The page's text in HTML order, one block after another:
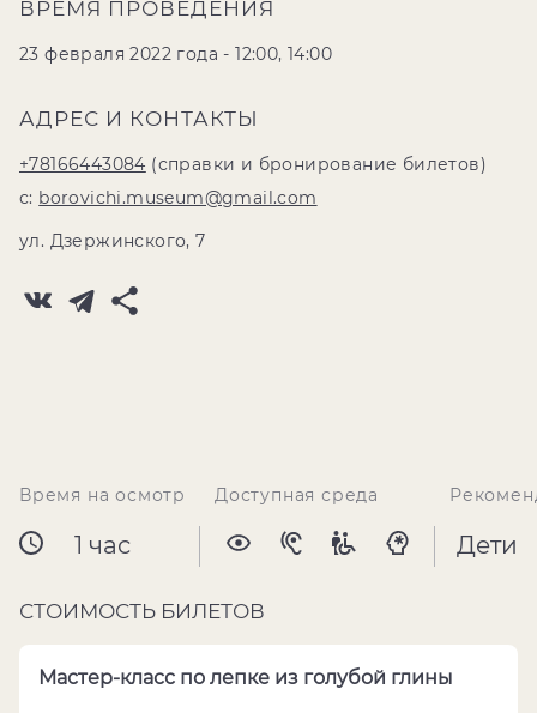
ВРЕМЯ ПРОВЕДЕНИЯ
23 февраля 2022 года - 12:00, 14:00
АДРЕС И КОНТАКТЫ
+78166443084 (справки и бронирование билетов)
с: borovichi.museum@gmail.com
ул. Дзержинского, 7
Время на осмотр
1 час
Доступная среда
Дети
СТОИМОСТЬ БИЛЕТОВ
Мастер-класс по лепке из голубой глины